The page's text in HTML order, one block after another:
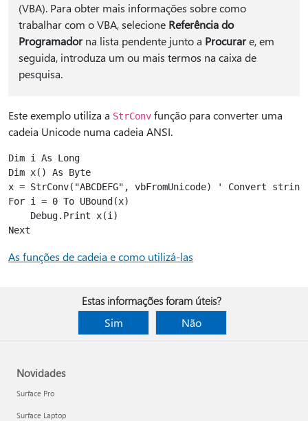
(VBA). Para obter mais informações sobre como
trabalhar com o VBA, selecione Referência do
Programadorna lista pendente junto a Procurare, em
seguida, introduza um ou mais termos na caixa de
pesquisa.
Este exemplo utiliza a StrConv função para converter uma
cadeia Unicode numa cadeia ANSI.
Dim i As Long
Dim x() As Byte
x = StrConv("ABCDEFG", vbFromUnicode) ' Convert
For i = 0 To UBound(x)
    Debug.Print x(i)
As funções de cadeia e como utilizá-las
Estas informações foram úteis?
Sim
Não
Novidades
Surface Pro
Surface Laptop